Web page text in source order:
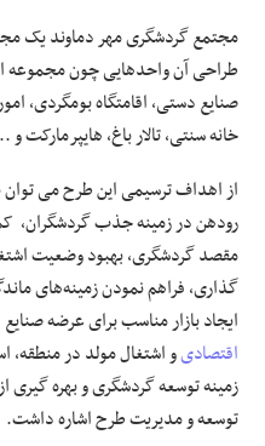
مجتمع گردشگری مهر دماوند یک
طراحی آن واحدهایی چون مجموعه
صنایع دستی، اقامتگاه بومگردی،
خانه سنتی، تالار باغ،
از اهداف ترسیمی این طرح می
رودهن در زمینه جذب گردشگران،
مقصد گردشگری، بهبود وضعیت
گذاری، فراهم نمودن زمینه‌های
ایجاد بازار مناسب برای عرضه
اقتصادیو اشتغال مولد در
زمینه توسعه گردشگری و بهره گیری
توسعه و مدیریت طرح اشاره داشت.